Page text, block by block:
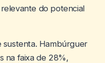
do potencial
sustenta. Hambúrguer
na faixa de 28%,